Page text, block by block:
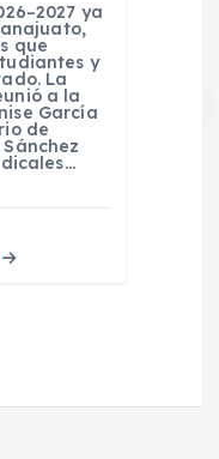
ya
que
y
La
a la
García
de